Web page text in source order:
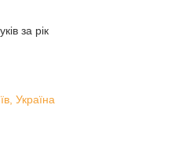
за рік
Україна